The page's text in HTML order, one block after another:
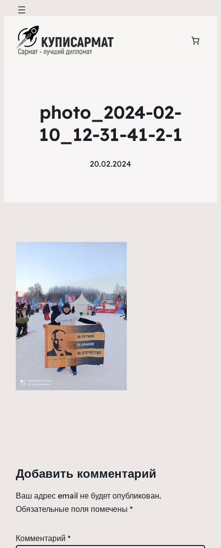
photo_2024-02-
10_12-31-41-2-1
20.02.2024
Добавить комментарий
Ваш адрес email не будет опубликован.
Обязательные поля помечены *
Комментарий *